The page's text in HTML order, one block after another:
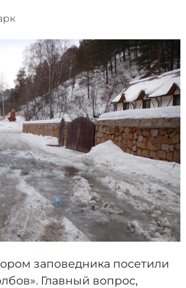
заповедника посетили
Главный вопрос,